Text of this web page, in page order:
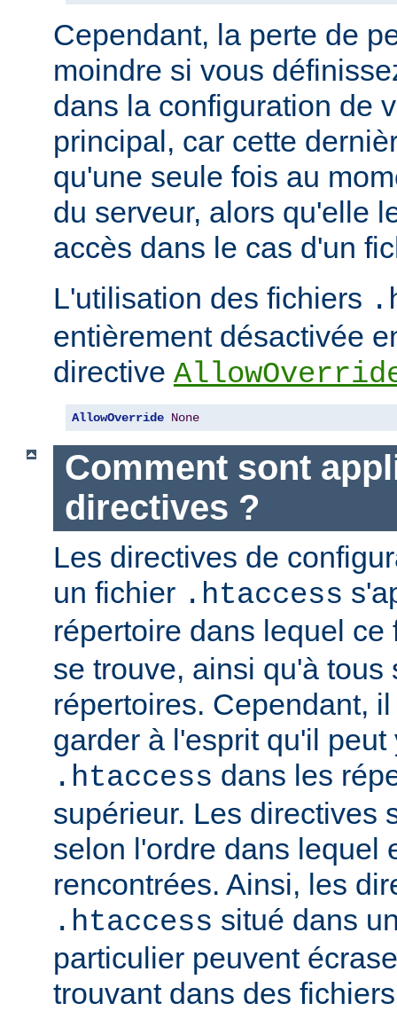
Cependant, la perte de
moindre si vous
dans la configuration de
principal, car cette
qu'une seule fois au
du serveur, alors qu'elle
accès dans le cas d'un
L'utilisation des fichiers
entièrement désactivée
directive
AllowOverride None
Comment sont
directives ?
Les directives de
un fichier .htaccess
répertoire dans lequel
se trouve, ainsi qu'à tous
répertoires. Cependant,
garder à l'esprit qu'il
.htaccess dans les
supérieur. Les directives
selon l'ordre dans lequel
rencontrées. Ainsi, les
.htaccess situé dans
particulier peuvent
trouvant dans des